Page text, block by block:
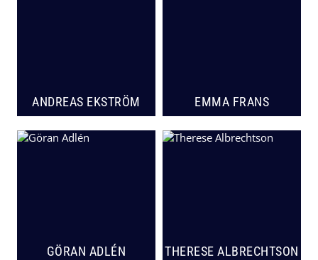
ANDREAS EKSTRÖM EMMA FRANS
GÖRAN ADLÉN THERESE ALBRECHTSON